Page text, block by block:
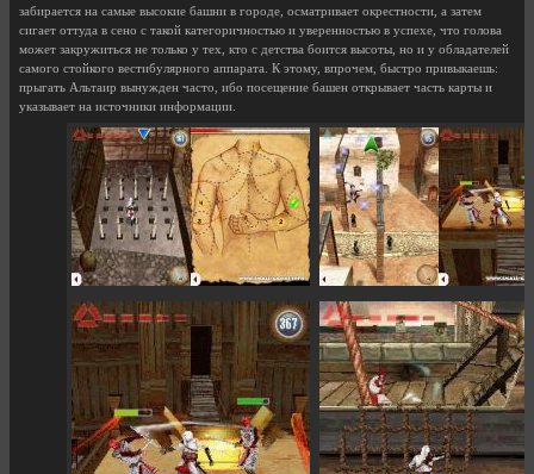
забирается на самые высокие башни в городе, осматривает окрестности, а затем
сигает оттуда в сено с такой категоричностью и уверенностью в успехе, что голова
может закружиться не только у тех, кто с детства боится высоты, но и у обладателей
самого стойкого вестибулярного аппарата. К этому, впрочем, быстро привыкаешь:
прыгать Альтаир вынужден часто, ибо посещение башен открывает часть карты и
указывает на источники информации.